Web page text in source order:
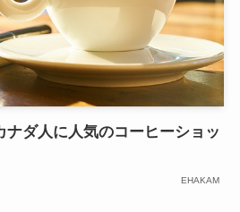
ナダ人に人気のコーヒーショッ
EHAKAM